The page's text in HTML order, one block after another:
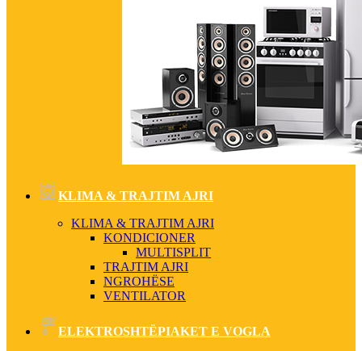
KLIMA & TRAJTIM AJRI
KLIMA & TRAJTIM AJRI
KONDICIONER
MULTISPLIT
TRAJTIM AJRI
NGROHËSE
VENTILATOR
ELEKTROSHTËPIAKET E VOGLA